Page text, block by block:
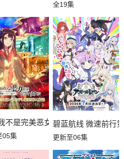
全19集
不是完美恶女～雏宫蝶鼠替换传～
05集
碧蓝航线 微速前行
更新至06集